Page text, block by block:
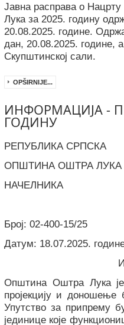
Јавна расправа о
Лука за 2025. годину
20.08.2025. године.
дан, 20.08.2025. године,
Скупштинској сали.
OPŠIRNIJE...
ИНФОРМАЦИЈА -
ГОДИНУ
РЕПУБЛИКА СРПСКА
ОПШТИНА ОШТРА ЛУКА
НАЧЕЛНИКА
Број: 02-400-15/25
Датум: 18.07.2025.
Општина Оштра Лука
пројекцију и доношење
Упутство за припрему
јединице које